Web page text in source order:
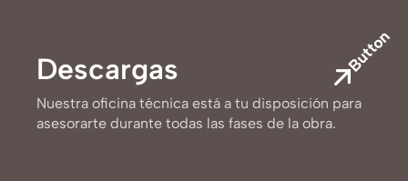
Button
Descargas
Nuestra oficina técnica está a tu disposición para
asesorarte durante todas las fases de la obra.